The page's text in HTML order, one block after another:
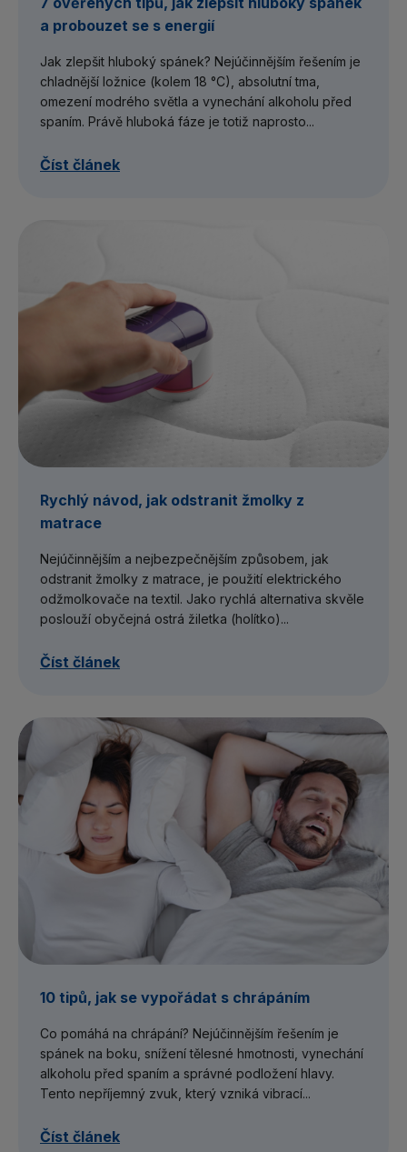
a probouzet se s energií
Jak zlepšit hluboký spánek? Nejúčinnějším řešením je
chladnější ložnice (kolem 18 °C), absolutní tma,
omezení modrého světla a vynechání alkoholu před
spaním. Právě hluboká fáze je totiž naprosto...
Číst článek
Rychlý návod, jak odstranit žmolky z
matrace
Nejúčinnějším a nejbezpečnějším způsobem, jak
odstranit žmolky z matrace, je použití elektrického
odžmolkovače na textil. Jako rychlá alternativa skvěle
poslouží obyčejná ostrá žiletka (holítko)...
Číst článek
10 tipů, jak se vypořádat s chrápáním
Co pomáhá na chrápání? Nejúčinnějším řešením je
spánek na boku, snížení tělesné hmotnosti, vynechání
alkoholu před spaním a správné podložení hlavy.
Tento nepříjemný zvuk, který vzniká vibrací...
Číst článek